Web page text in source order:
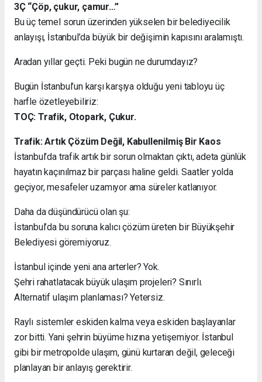
3Ç “Çöp, çukur, çamur…”
Bu üç temel sorun üzerinden yükselen bir belediyecilik
anlayışı, İstanbul’da büyük bir değişimin kapısını aralamıştı.
Aradan yıllar geçti. Peki bugün ne durumdayız?
Bugün İstanbul’un karşı karşıya olduğu yeni tabloyu üç
harfle özetleyebiliriz:
TOÇ: Trafik, Otopark, Çukur.
Trafik: Artık Çözüm Değil, Kabullenilmiş Bir Kaos
İstanbul’da trafik artık bir sorun olmaktan çıktı, adeta günlük
hayatın kaçınılmaz bir parçası haline geldi. Saatler yolda
geçiyor, mesafeler uzamıyor ama süreler katlanıyor.
Daha da düşündürücü olan şu:
İstanbul’da bu soruna kalıcı çözüm üreten bir Büyükşehir
Belediyesi göremiyoruz.
İstanbul içinde yeni ana arterler? Yok.
Şehri rahatlatacak büyük ulaşım projeleri? Sınırlı.
Alternatif ulaşım planlaması? Yetersiz.
Raylı sistemler eskiden kalma veya eskiden başlayanlar
zor bitti. Yani şehrin büyüme hızına yetişemiyor. İstanbul
gibi bir metropolde ulaşım, günü kurtaran değil, geleceği
planlayan bir anlayış gerektirir.